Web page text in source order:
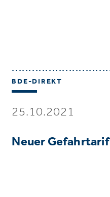
BDE-DIREKT
25.10.2021
Neuer Gefahrtarif